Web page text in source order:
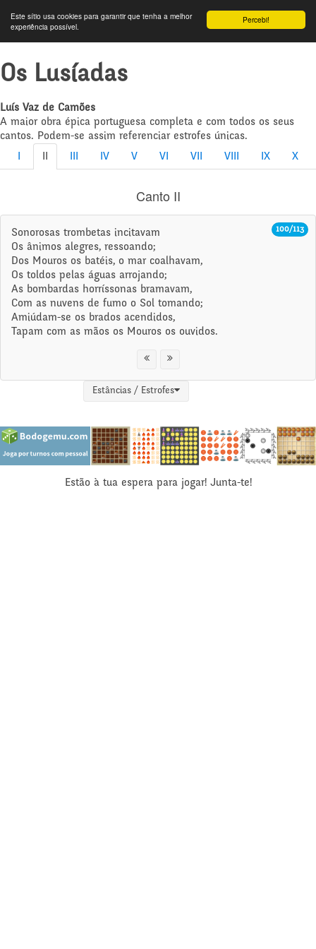
Percebi!
Este sítio usa cookies para garantir que tenha a melhor
experiência possível.
Os Lusíadas
Luís Vaz de Camões
A maior obra épica portuguesa completa e com todos os seus
cantos. Podem-se assim referenciar estrofes únicas.
IV V VI VII VIII IX X
Canto II
100/113
Sonorosas trombetas incitavam
Os ânimos alegres, ressoando;
Dos Mouros os batéis, o mar coalhavam,
Os toldos pelas águas arrojando;
As bombardas horríssonas bramavam,
Com as nuvens de fumo o Sol tomando;
Amiúdam-se os brados acendidos,
Tapam com as mãos os Mouros os ouvidos.
Estâncias / Estrofes
Estão à tua espera para jogar! Junta-te!